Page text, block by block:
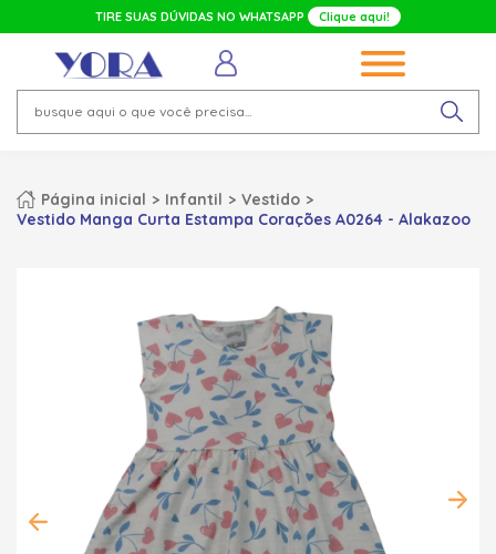
TIRE SUAS DÚVIDAS NO WHATSAPP Clique aqui!
Página inicial Infantil
Vestido
Vestido Manga Curta Estampa Corações A0264 - Alakazoo